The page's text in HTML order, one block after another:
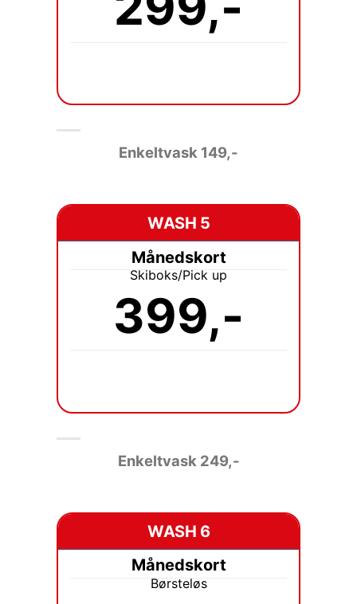
Enkeltvask 149,-
WASH 5
Månedskort
Skiboks/Pick up
399,-
Enkeltvask 249,-
WASH 6
Månedskort
Børsteløs